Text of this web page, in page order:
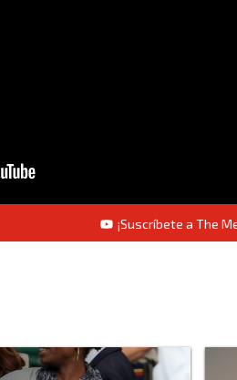
¡Suscríbete a The